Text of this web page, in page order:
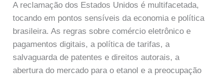
A reclamação dos Estados Unidos é multifacetada,
tocando em pontos sensíveis da economia e política
brasileira. As regras sobre comércio eletrônico e
pagamentos digitais, a política de tarifas, a
salvaguarda de patentes e direitos autorais, a
abertura do mercado para o etanol e a preocupação